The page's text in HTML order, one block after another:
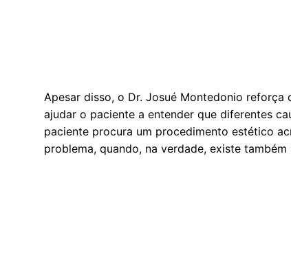
Apesar disso, o Dr. Josué Montedonio
ajudar o paciente a entender que diferentes
paciente procura um procedimento estético
problema, quando, na verdade, existe